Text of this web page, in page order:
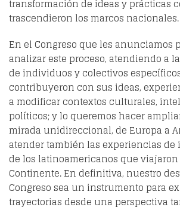
transformación de ideas y prácticas
trascendieron los marcos nacionales.
En el Congreso que les anunciamos
analizar este proceso, atendiendo a
de individuos y colectivos
contribuyeron con sus ideas,
a modificar contextos culturales,
políticos; y lo queremos hacer
mirada unidireccional, de Europa a
atender también las experiencias de
de los latinoamericanos que
Continente. En definitiva, nuestro
Congreso sea un instrumento para
trayectorias desde una perspectiva